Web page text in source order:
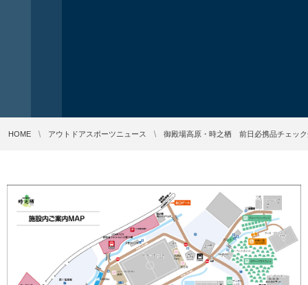
HOME アウトドアスポーツニュース 御殿場高原・時之栖 前日必携品チェッ